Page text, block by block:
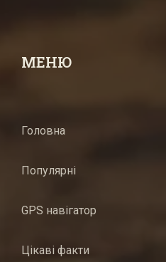
МЕНЮ
Головна
Популярні
GPS навігатор
Цікаві факти